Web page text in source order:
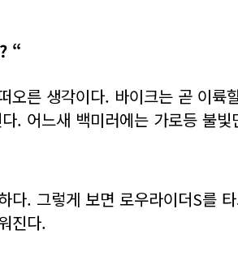
“
른 생각이다. 바이크는 곧 이륙
. 어느새 백미러에는 가로등 불빛
. 그렇게 보면 로우라이더S를
진다.